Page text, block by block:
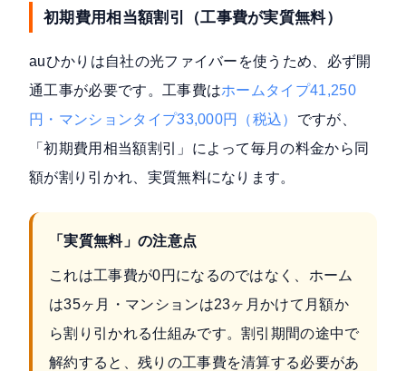
初期費用相当額割引（工事費が実質無料）
auひかりは自社の光ファイバーを使うため、必ず開
通工事が必要です。工事費はホームタイプ41,250
円・マンションタイプ33,000円（税込） ですが、
「初期費用相当額割引」によって毎月の料金から同
額が割り引かれ、実質無料になります。
「実質無料」の注意点
これは工事費が0円になるのではなく、ホーム
は35ヶ月・マンションは23ヶ月かけて月額か
ら割り引かれる仕組みです。割引期間の途中で
解約すると、残りの工事費を清算する必要があ